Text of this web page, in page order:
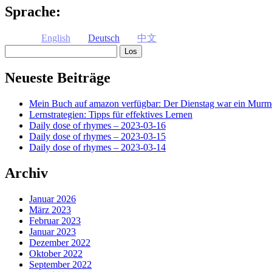
Sprache:
English Deutsch
中文
Neueste Beiträge
Mein Buch auf amazon verfügbar: Der Dienstag war ein
Lernstrategien: Tipps für effektives Lernen
Daily dose of rhymes – 2023-03-16
Daily dose of rhymes – 2023-03-15
Daily dose of rhymes – 2023-03-14
Archiv
Januar 2026
März 2023
Februar 2023
Januar 2023
Dezember 2022
Oktober 2022
September 2022